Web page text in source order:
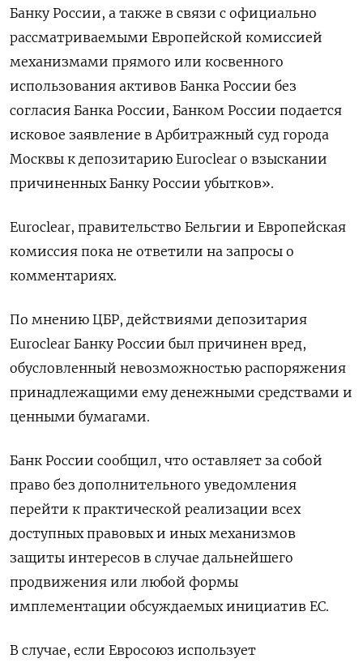
Банку России, а также в связи с официально
рассматриваемыми Европейской комиссией
механизмами прямого или косвенного
использования активов Банка России без
согласия Банка России, Банком России подается
исковое заявление в Арбитражный суд города
Москвы к депозитарию Euroclear о взыскании
причиненных Банку России убытков».
Euroclear, правительство Бельгии и Европейская
комиссия пока не ответили на запросы о
комментариях.
По мнению ЦБР, действиями депозитария
Euroclear Банку России был причинен вред,
обусловленный невозможностью распоряжения
принадлежащими ему денежными средствами и
ценными бумагами.
Банк России сообщил, что оставляет за собой
право без дополнительного уведомления
перейти к практической реализации всех
доступных правовых и иных механизмов
защиты интересов в случае дальнейшего
продвижения или любой формы
имплементации обсуждаемых инициатив ЕС.
В случае, если Евросоюз использует